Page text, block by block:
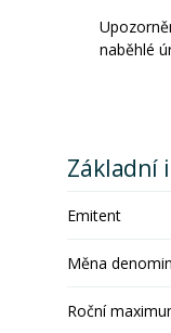
naběhlé
Základní
Emitent
Měna
Roční